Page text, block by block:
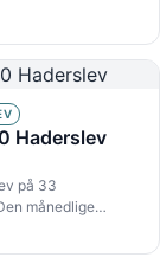
Haderslev
på 33
månedlige…